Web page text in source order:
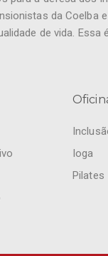
da Coelba
de vida. Essa
Ioga
Pilates